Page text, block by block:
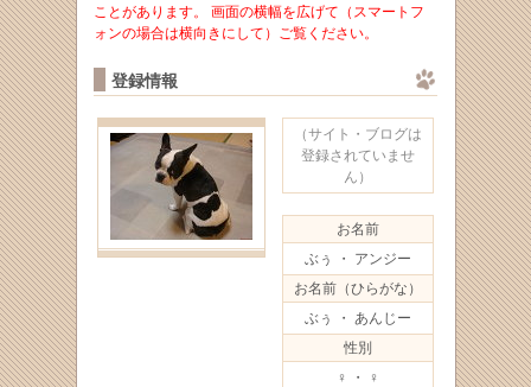
ことがあります。 画面の横幅を広げて（スマートフ
ォンの場合は横向きにして）ご覧ください。
登録情報
（サイト・ブログは
登録されていませ
ん）
お名前
ぶぅ ・ アンジー
お名前（ひらがな）
ぶぅ ・ あんじー
性別
♀ ・ ♀